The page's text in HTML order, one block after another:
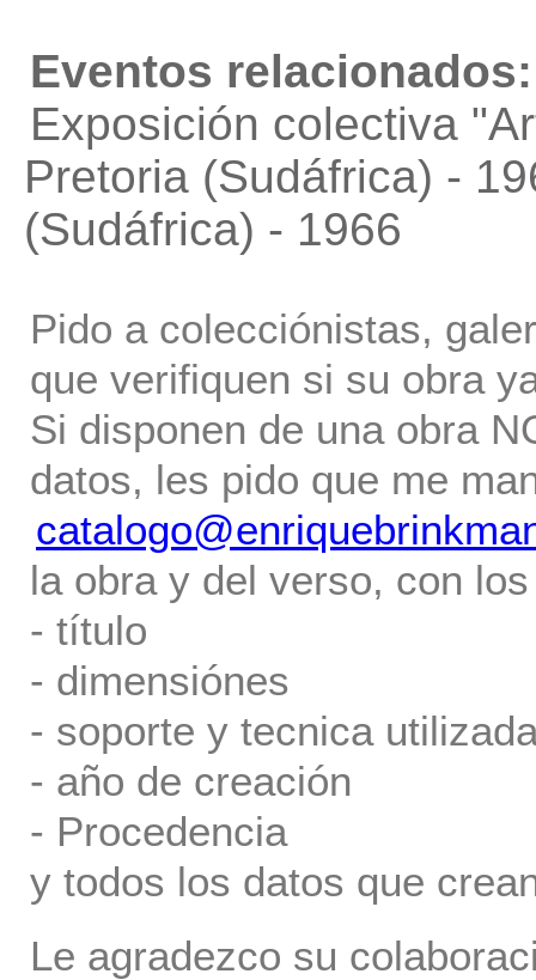
Eventos relacionados:
Exposición colectiva
Pretoria (Sudáfrica) -
(Sudáfrica) - 1966
Pido a colecciónistas,
que verifiquen si su obra
Si disponen de una obra
datos, les pido que me
la obra y del verso, con
- título
- dimensiónes
- soporte y tecnica
- año de creación
- Procedencia
y todos los datos que
Le agradezco su